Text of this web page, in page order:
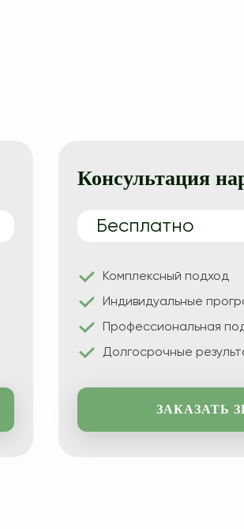
Консультация
Бесплатно
Комплексный подход
Индивидуальные
Профессиональная
Долгосрочные
ЗАКАЗАТЬ